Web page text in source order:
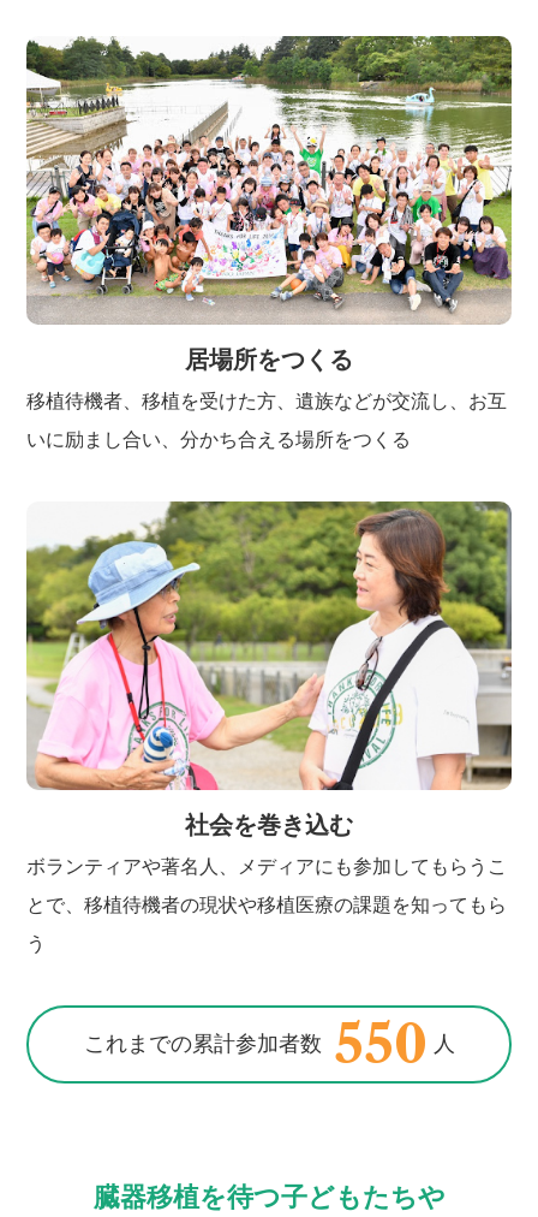
居場所をつくる
移植待機者、移植を受けた方、遺族などが交流し、お互
いに励まし合い、分かち合える場所をつくる
社会を巻き込む
ボランティアや著名人、メディアにも参加してもらうこ
とで、移植待機者の現状や移植医療の課題を知ってもら
う
これまでの累計参加者数 550 人
臓器移植を待つ子どもたちや